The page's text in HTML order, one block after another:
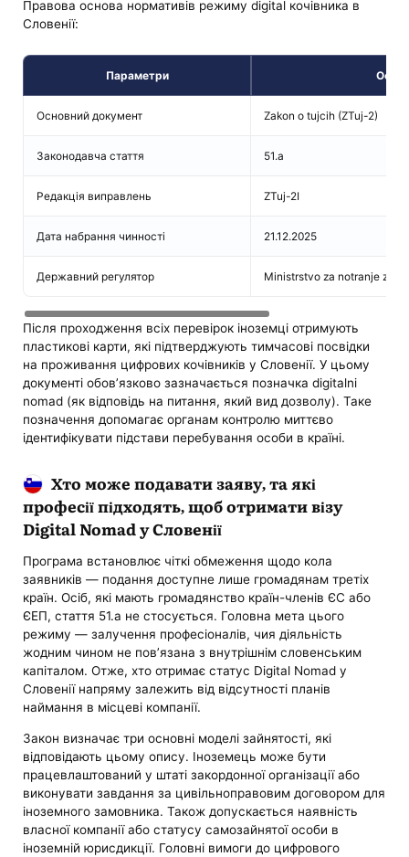
Правова основа нормативів режиму digital кочівника в
Словенії:
Параметри
Основний документ Zakon o tujcih (ZTuj-2)
Законодавча стаття 51.a
Редакція виправлень ZTuj-2I
Дата набрання чинності 21.12.2025
Державний регулятор Ministrstvo za notranje
Після проходження всіх перевірок іноземці отримують
пластикові карти, які підтверджують тимчасові посвідки
на проживання цифрових кочівників у Словенії. У цьому
документі обов’язково зазначається позначка digitalni
nomad (як відповідь на питання, який вид дозволу). Таке
позначення допомагає органам контролю миттєво
ідентифікувати підстави перебування особи в країні.
Хто може подавати заяву, та які
професії підходять, щоб отримати візу
Digital Nomad у Словенії
Програма встановлює чіткі обмеження щодо кола
заявників — подання доступне лише громадянам третіх
країн. Осіб, які мають громадянство країн-членів ЄС або
ЄЕП, стаття 51.a не стосується. Головна мета цього
режиму — залучення професіоналів, чия діяльність
жодним чином не пов’язана з внутрішнім словенським
капіталом. Отже, хто отримає статус Digital Nomad у
Словенії напряму залежить від відсутності планів
наймання в місцеві компанії.
Закон визначає три основні моделі зайнятості, які
відповідають цьому опису. Іноземець може бути
працевлаштований у штаті закордонної організації або
виконувати завдання за цивільноправовим договором для
іноземного замовника. Також допускається наявність
власної компанії або статусу самозайнятої особи в
іноземній юрисдикції. Головні вимоги до цифрового